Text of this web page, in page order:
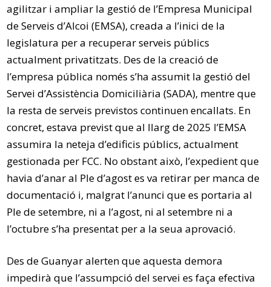
agilitzar i ampliar la gestió de l’Empresa Municipal
de Serveis d’Alcoi (EMSA), creada a l’inici de la
legislatura per a recuperar serveis públics
actualment privatitzats. Des de la creació de
l’empresa pública només s’ha assumit la gestió del
Servei d’Assistència Domiciliària (SADA), mentre que
la resta de serveis previstos continuen encallats. En
concret, estava previst que al llarg de 2025 l’EMSA
assumira la neteja d’edificis públics, actualment
gestionada per FCC. No obstant això, l’expedient que
havia d’anar al Ple d’agost es va retirar per manca de
documentació i, malgrat l’anunci que es portaria al
Ple de setembre, ni a l’agost, ni al setembre ni a
l’octubre s’ha presentat per a la seua aprovació.
Des de Guanyar alerten que aquesta demora
impedirà que l’assumpció del servei es faça efectiva